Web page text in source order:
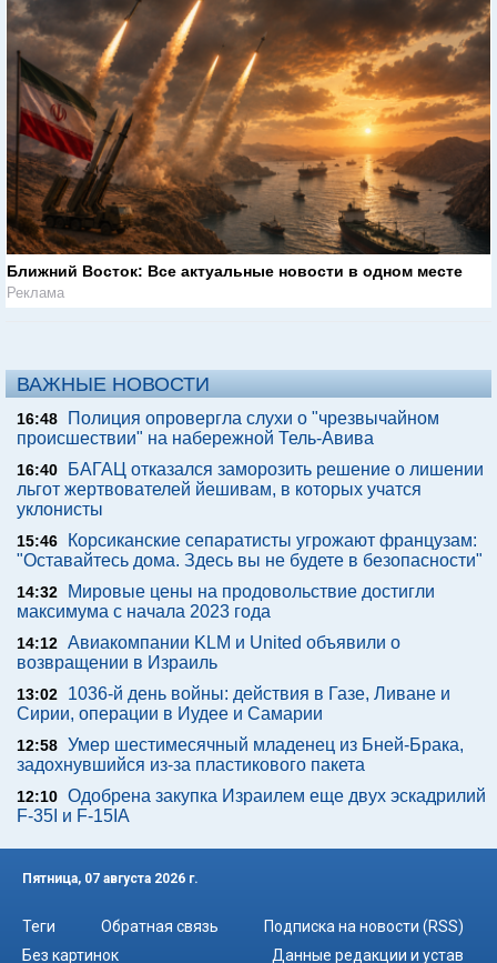
Ближний Восток: Все актуальные новости в одном месте
Реклама
ВАЖНЫЕ НОВОСТИ
16:48
Полиция опровергла слухи о "чрезвычайном
происшествии" на набережной Тель-Авива
16:40
БАГАЦ отказался заморозить решение о лишении
льгот жертвователей йешивам, в которых учатся
уклонисты
15:46
Корсиканские сепаратисты угрожают французам:
"Оставайтесь дома. Здесь вы не будете в безопасности"
14:32
Мировые цены на продовольствие достигли
максимума с начала 2023 года
14:12 Авиакомпании KLM и United объявили о
возвращении в Израиль
13:02
1036-й день войны: действия в Газе, Ливане и
Сирии, операции в Иудее и Самарии
12:58 Умер шестимесячный младенец из Бней-Брака,
задохнувшийся из-за пластикового пакета
12:10 Одобрена закупка Израилем еще двух эскадрилий
F-35I и F-15IA
Пятница, 07 августа 2026 г.
Теги Обратная связь
Подписка на новости (RSS)
Без картинок
Данные редакции и устав